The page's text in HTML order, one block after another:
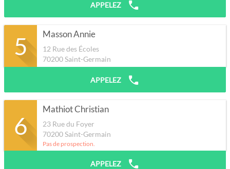
APPELEZ
5 Masson Annie
12 Rue des Écoles
70200Saint-Germain
APPELEZ
6
Mathiot Christian
23 Rue du Foyer
70200Saint-Germain
Pas de prospection.
APPELEZ